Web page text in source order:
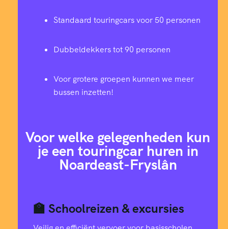
Standaard touringcars voor 50 personen
Dubbeldekkers tot 90 personen
Voor grotere groepen kunnen we meer
bussen inzetten!
Voor welke gelegenheden kun
je een touringcar huren in
Noardeast-Fryslân
🏫 Schoolreizen & excursies